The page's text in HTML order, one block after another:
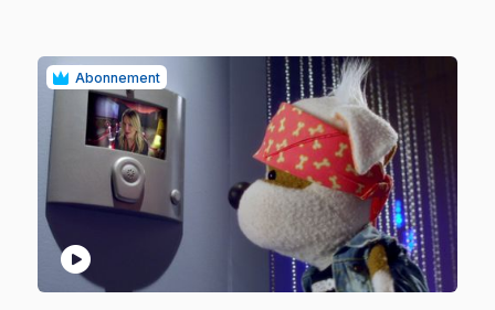
Abonnement
play_circle